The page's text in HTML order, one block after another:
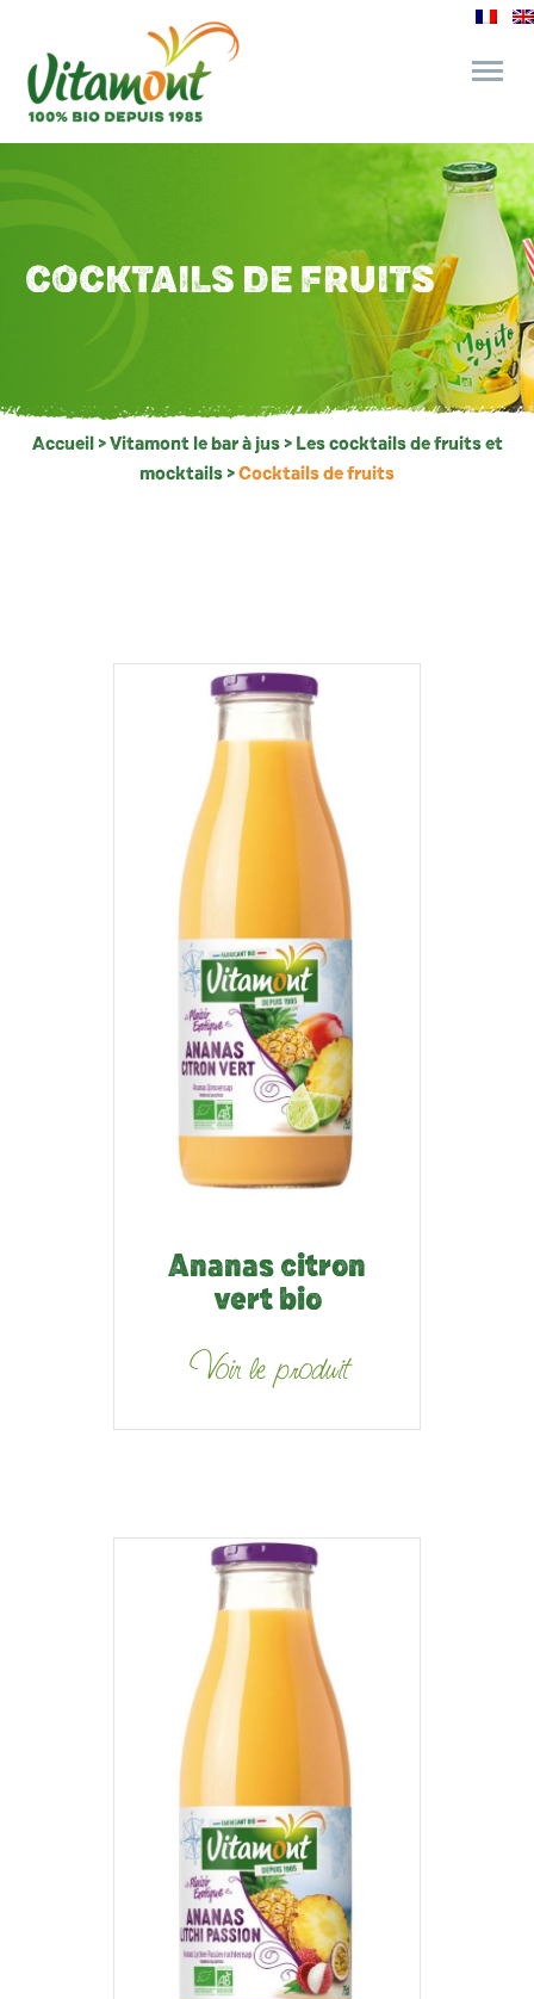
COCKTAILS DE FRUITS
Accueil >Vitamont le bar à jus> Les cocktails de fruits et
mocktails >Cocktails de fruits
Ananas citron
vert bio
Voir le produit